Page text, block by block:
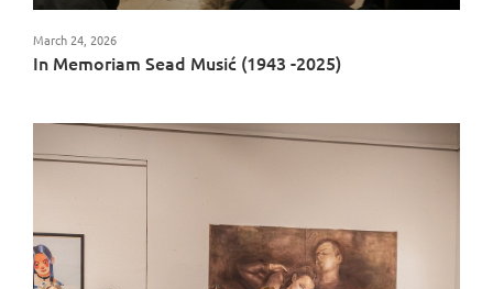
In Memoriam Sead Musić (1943 -2025)
March 24, 2026